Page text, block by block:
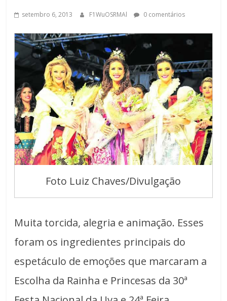
setembro 6, 2013 F1WuOSRMAl 0 comentários
Foto Luiz Chaves/Divulgação
Muita torcida, alegria e animação. Esses
foram os ingredientes principais do
espetáculo de emoções que marcaram a
Escolha da Rainha e Princesas da 30ª